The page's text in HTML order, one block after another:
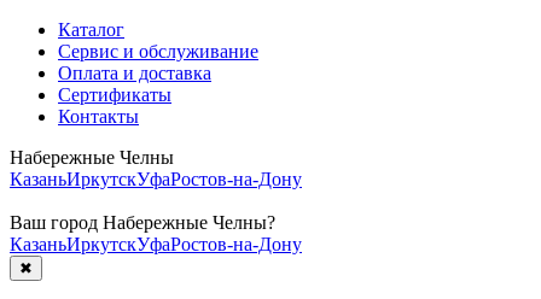
Каталог
Сервис и обслуживание
Оплата и доставка
Сертификаты
Контакты
Набережные Челны
КазаньИркутскУфаРостов-на-Дону
Ваш город Набережные Челны?
КазаньИркутскУфаРостов-на-Дону
✖